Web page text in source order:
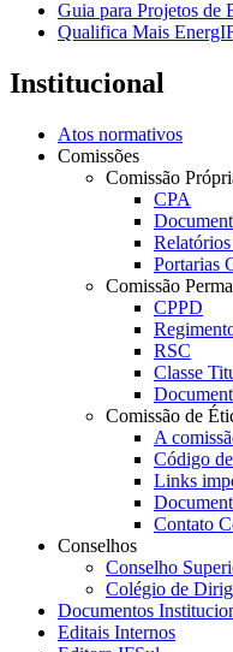
Guia para Projetos de
Qualifica Mais
Institucional
Atos normativos
Comissões
Comissão
CPA
Portarias
Comissão
CPPD
RSC
Classe
Comissão de
A
Código
Links
Contato
Conselhos
Conselho
Colégio de
Documentos
Editais Internos